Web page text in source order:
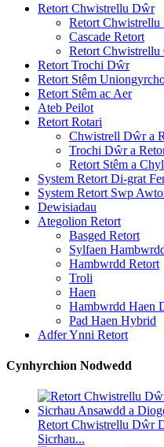
Retort Chwistrellu Dŵr
Retort
Cascade Retort
Retort Chwistrellu
Retort Trochi Dŵr
Retort Stêm
Retort Stêm ac Aer
Ateb Peilot
Retort Rotari
Chwistrell Dŵr a
Trochi Dŵr a
Retort Stêm a
System Retort Di-grat
System Retort Swp
Dewisiadau
Ategolion Retort
Basged Retort
Sylfaen
Hambwrdd Retort
Troli
Haen
Hambwrdd Haen
Pad Haen Hybrid
Adfer Ynni Retort
Cynhyrchion Nodwedd
Retort Chwistrellu Dŵr
Sicrhau...